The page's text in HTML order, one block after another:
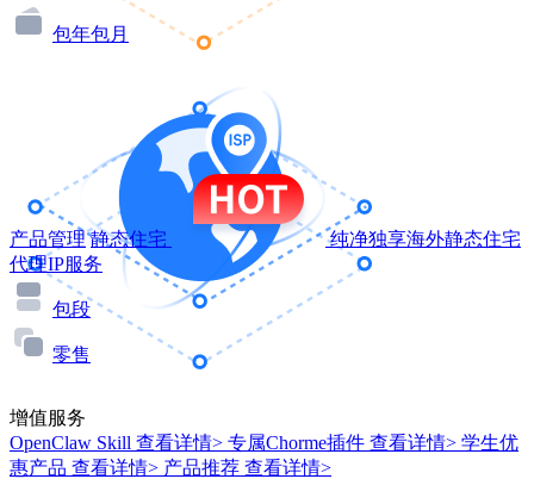
包年包月
产品管理 静态住宅
纯净独享海外静态住宅
代理IP服务
包段
零售
增值服务
OpenClaw Skill 查看详情> 专属Chorme插件 查看详情> 学生优
惠产品 查看详情> 产品推荐 查看详情>